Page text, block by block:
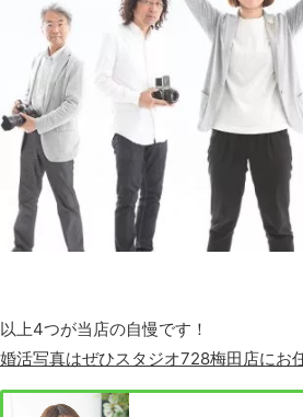
以上4つが当店の自慢です！
婚活写真はぜひスタジオ728梅田店にお